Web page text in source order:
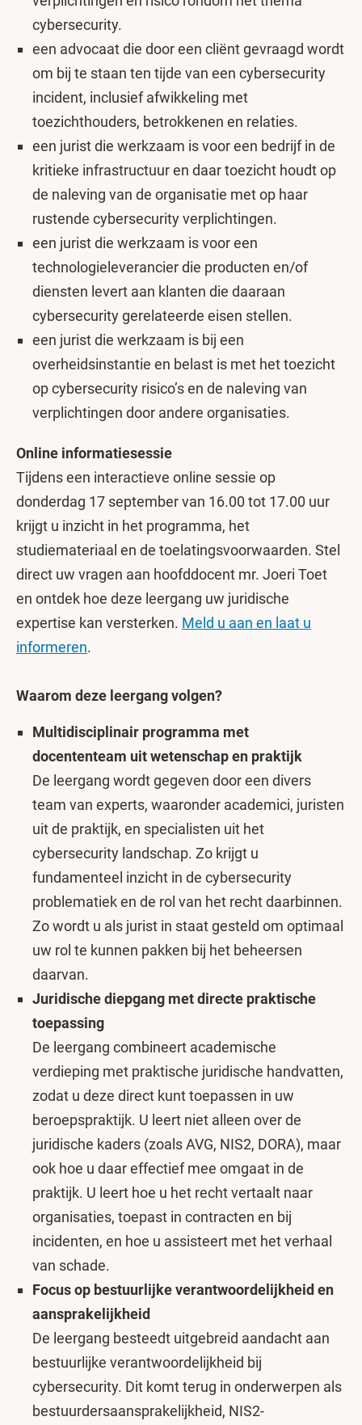
cybersecurity.
een advocaat die door een cliënt gevraagd wordt
om bij te staan ten tijde van een cybersecurity
incident, inclusief afwikkeling met
toezichthouders, betrokkenen en relaties.
een jurist die werkzaam is voor een bedrijf in de
kritieke infrastructuur en daar toezicht houdt op
de naleving van de organisatie met op haar
rustende cybersecurity verplichtingen.
een jurist die werkzaam is voor een
technologieleverancier die producten en/of
diensten levert aan klanten die daaraan
cybersecurity gerelateerde eisen stellen.
een jurist die werkzaam is bij een
overheidsinstantie en belast is met het toezicht
op cybersecurity risico’s en de naleving van
verplichtingen door andere organisaties.
Online informatiesessie
Tijdens een interactieve online sessie op
donderdag 17 september van 16.00 tot 17.00 uur
krijgt u inzicht in het programma, het
studiemateriaal en de toelatingsvoorwaarden. Stel
direct uw vragen aan hoofddocent mr. Joeri Toet
en ontdek hoe deze leergang uw juridische
expertise kan versterken. Meld u aan en laat u
informeren.
Waarom deze leergang volgen?
Multidisciplinair programma met
docententeam uit wetenschap en praktijk
De leergang wordt gegeven door een divers
team van experts, waaronder academici, juristen
uit de praktijk, en specialisten uit het
cybersecurity landschap. Zo krijgt u
fundamenteel inzicht in de cybersecurity
problematiek en de rol van het recht daarbinnen.
Zo wordt u als jurist in staat gesteld om optimaal
uw rol te kunnen pakken bij het beheersen
daarvan.
Juridische diepgang met directe praktische
toepassing
De leergang combineert academische
verdieping met praktische juridische handvatten,
zodat u deze direct kunt toepassen in uw
beroepspraktijk. U leert niet alleen over de
juridische kaders (zoals AVG, NIS2, DORA), maar
ook hoe u daar effectief mee omgaat in de
praktijk. U leert hoe u het recht vertaalt naar
organisaties, toepast in contracten en bij
incidenten, en hoe u assisteert met het verhaal
van schade.
Focus op bestuurlijke verantwoordelijkheid en
aansprakelijkheid
De leergang besteedt uitgebreid aandacht aan
bestuurlijke verantwoordelijkheid bij
cybersecurity. Dit komt terug in onderwerpen als
bestuurdersaansprakelijkheid, NIS2-